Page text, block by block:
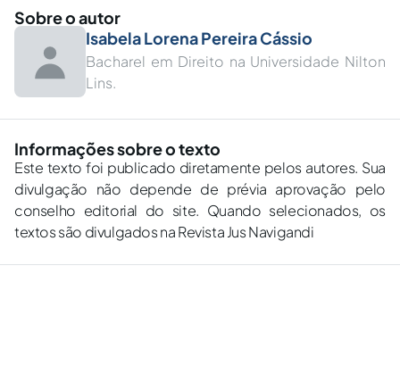
Sobre o autor
Isabela Lorena Pereira Cássio
Bacharel em Direito na Universidade Nilton
Lins.
Informações sobre o texto
Este texto foi publicado diretamente pelos autores. Sua
divulgação não depende de prévia aprovação pelo
conselho editorial do site. Quando selecionados, os
textos são divulgados na Revista Jus Navigandi